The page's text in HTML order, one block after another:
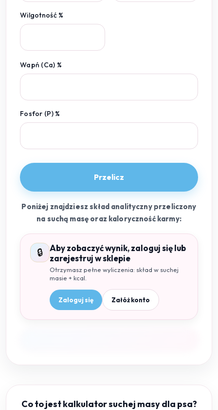
Wilgotność %
Wapń (Ca) %
Fosfor (P) %
Przelicz
Poniżej znajdziesz skład analityczny przeliczony
na suchą masę oraz kaloryczność karmy:
🔒
Aby zobaczyć wynik, zaloguj się lub
zarejestruj w sklepie
Otrzymasz pełne wyliczenia: skład w suchej
masie + kcal.
Zaloguj się Załóż konto
Co to jest kalkulator suchej masy dla psa?